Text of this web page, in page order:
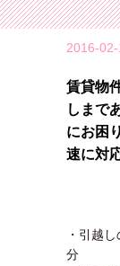
2016-02-
賃貸物
しまで
にお困
速に対
・引越
分